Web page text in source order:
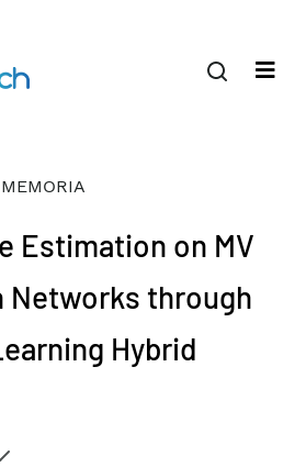
Estimation on MV
Networks through
Hybrid